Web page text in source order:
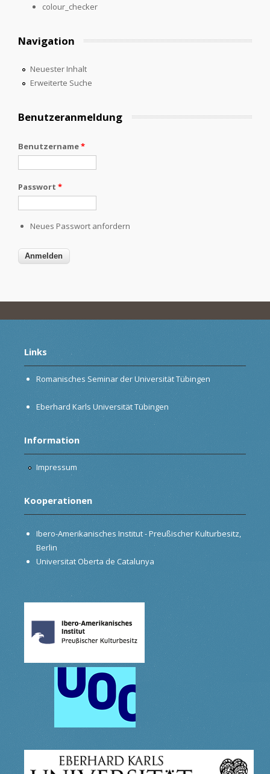
colour_checker
Navigation
Neuester Inhalt
Erweiterte Suche
Benutzeranmeldung
Benutzername*
Passwort *
Neues Passwort anfordern
Links
Romanisches Seminar der Universität Tübingen
Eberhard Karls Universität Tübingen
Information
Impressum
Kooperationen
Ibero-Amerikanisches Institut - Preußischer Kulturbesitz,
Berlin
Universitat Oberta de Catalunya